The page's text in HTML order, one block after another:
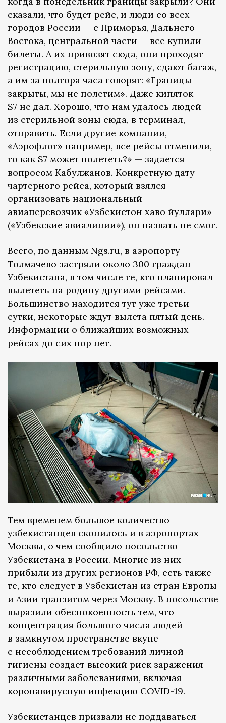
сказали, что будет рейс, и люди со всех
городов России — с Приморья, Дальнего
Востока, центральной части — все купили
билеты. А их привозят сюда, они проходят
регистрацию, стерильную зону, сдают багаж,
а им за полтора часа говорят: «Границы
закрыты, мы не полетим». Даже кипяток
S7 не дал. Хорошо, что нам удалось людей
из стерильной зоны сюда, в терминал,
отправить. Если другие компании,
«Аэрофлот» например, все рейсы отменили,
то как S7 может полететь?» — задается
вопросом Кабулжанов. Конкретную дату
чартерного рейса, который взялся
организовать национальный
авиаперевозчик «Узбекистон хаво йуллари»
(«Узбекские авиалинии»), он назвать не смог.
Всего, по данным Ngs.ru, в аэропорту
Толмачево застряли около 300 граждан
Узбекистана, в том числе те, кто планировал
вылететь на родину другими рейсами.
Большинство находится тут уже третьи
сутки, некоторые ждут вылета пятый день.
Информации о ближайших возможных
рейсах до сих пор нет.
Тем временем большое количество
узбекистанцев скопилось и в аэропортах
Москвы, о чем сообщило посольство
Узбекистана в России. Многие из них
прибыли из других регионов РФ, есть также
те, кто следует в Узбекистан из стран Европы
и Азии транзитом через Москву. В посольстве
выразили обеспокоенность тем, что
концентрация большого числа людей
в замкнутом пространстве вкупе
с несоблюдением требований личной
гигиены создает высокий риск заражения
различными заболеваниями, включая
коронавирусную инфекцию COVID-19.
Узбекистанцев призвали не поддаваться